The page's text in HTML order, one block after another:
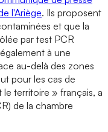
l'Ariège. Ils proposent
et que la
par test PCR
à une
au-delà des zones
pour les cas de
territoire » français, a
de la chambre